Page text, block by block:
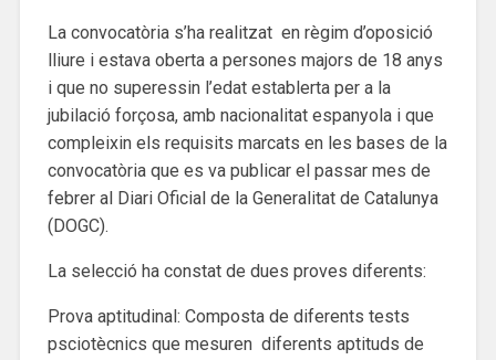
La convocatòria s’ha realitzat en règim d’oposició
lliure i estava oberta a persones majors de 18 anys
i que no superessin l’edat establerta per a la
jubilació forçosa, amb nacionalitat espanyola i que
compleixin els requisits marcats en les bases de la
convocatòria que es va publicar el passar mes de
febrer al Diari Oficial de la Generalitat de Catalunya
(DOGC).
La selecció ha constat de dues proves diferents:
Prova aptitudinal: Composta de diferents tests
psciotècnics que mesuren diferents aptituds de